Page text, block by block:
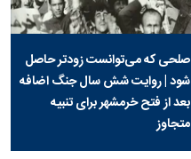
صلحی که می‌توانست زودتر حاصل
شود | روایت شش سال جنگ اضافه
بعد از فتح خرمشهر برای تنبیه
متجاوز